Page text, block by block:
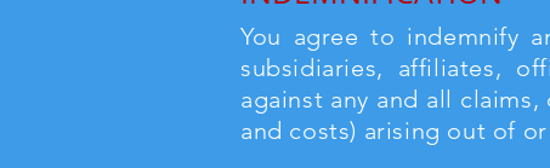
You agree to indemnify
subsidiaries, affiliates,
against any and all
and costs) arising out of